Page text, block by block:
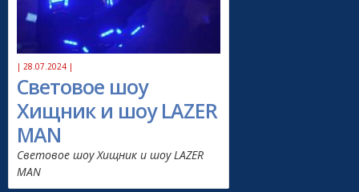
| 28.07.2024 |
Световое шоу
Хищник и шоу LAZER
MAN
Световое шоу Хищник и шоу LAZER
MAN